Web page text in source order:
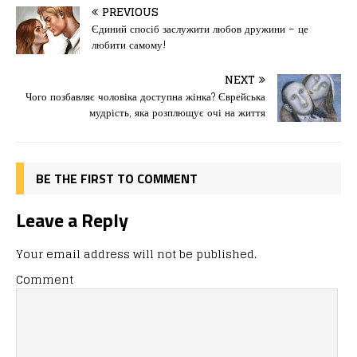
c
e
b
o
o
st
o
d
o
n
ai
l
іл
и
т
ис
я
PREVIOUS
Єдиний спосіб заслужити любов дружини – це
любити самому!
NEXT
Чого позбавляє чоловіка доступна жінка? Єврейська
мудрість, яка розплющує очі на життя
BE THE FIRST TO COMMENT
Leave a Reply
Your email address will not be published.
Comment